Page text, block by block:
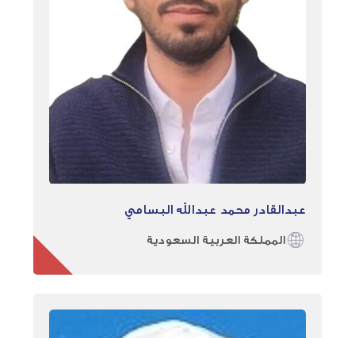
عبدالقادر محمد عبدالله البسامي
المملكة العربية السعودية